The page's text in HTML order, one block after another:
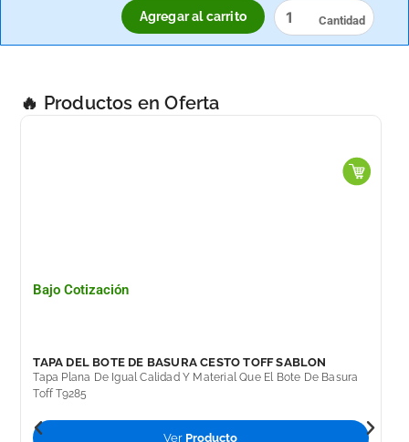
AZUL
DESECH
SIN
100
Agregar al carrito
🔥 Productos en Oferta
Bajo Cotización
TAPA DEL BOTE DE BASURA CESTO TOFF SABLON
Tapa Plana De Igual Calidad Y Material Que El Bote De Basura
Toff T9285
Ver Producto